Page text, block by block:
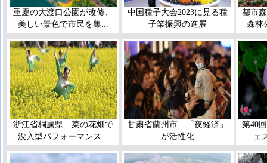
重慶の大渡口公園が改修、
美しい景色で市民を集...
中国種子大会2023に見る種
子業振興の進展
都市
森林
浙江省桐廬県 菜の花畑で
没入型パフォーマンス...
甘粛省蘭州市 「夜経済」
が活性化
第40
ェ